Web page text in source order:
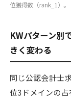
位獲得数（rank_1）。
KWパターン別
きく変わる
同じ公認会計士
位3ドメインの